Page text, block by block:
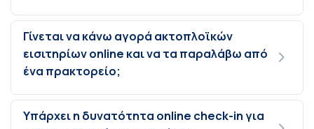
Γίνεται να κάνω αγορά ακτοπλοϊκών
εισιτηρίων online και να τα παραλάβω από
ένα πρακτορείο;
Υπάρχει η δυνατότητα online check-in για